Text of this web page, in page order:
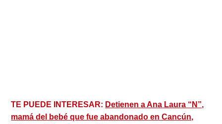
TE PUEDE INTERESAR: Detienen a Ana Laura “N”,
mamá del bebé que fue abandonado en Cancún,